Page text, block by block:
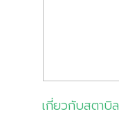
เกี่ยวกับสตาบิล